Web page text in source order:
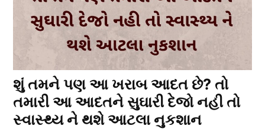
શું તમને પણ આ ખરાબ આદત છે? તો
તમારી આ આદતને સુઘારી દેજો નહી તો
સ્વાસ્થ્ય ને થશે આટલા નુકશાન